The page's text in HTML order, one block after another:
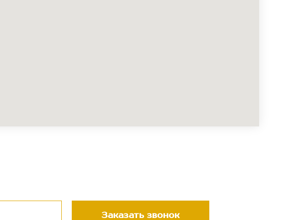
Заказать звонок